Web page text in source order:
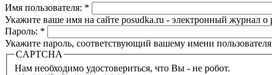
Имя пользователя: *
Укажите ваше имя на сайте posudka.ru - электронный журнал
Пароль: *
Укажите пароль, соответствующий вашему имени
CAPTCHA
Нам необходимо удостовериться, что Вы - не робот.